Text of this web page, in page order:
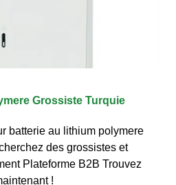
Grossiste Turquie
batterie au lithium polymere
des grossistes et
Plateforme B2B Trouvez
!